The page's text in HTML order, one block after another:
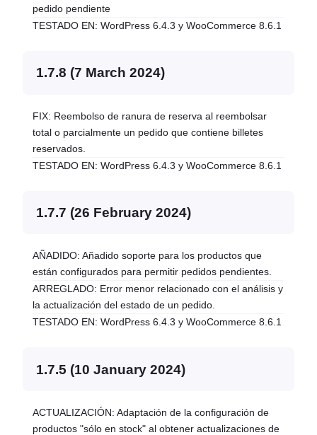
pedido pendiente
TESTADO EN: WordPress 6.4.3 y WooCommerce 8.6.1
1.7.8 (7 March 2024)
FIX: Reembolso de ranura de reserva al reembolsar
total o parcialmente un pedido que contiene billetes
reservados.
TESTADO EN: WordPress 6.4.3 y WooCommerce 8.6.1
1.7.7 (26 February 2024)
AÑADIDO: Añadido soporte para los productos que
están configurados para permitir pedidos pendientes.
ARREGLADO: Error menor relacionado con el análisis y
la actualización del estado de un pedido.
TESTADO EN: WordPress 6.4.3 y WooCommerce 8.6.1
1.7.5 (10 January 2024)
ACTUALIZACIÓN: Adaptación de la configuración de
productos "sólo en stock" al obtener actualizaciones de